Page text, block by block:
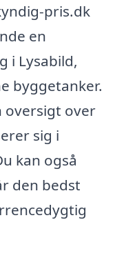
pris.dk
en
i Lysabild,
byggetanker.
oversigt over
sig i
kan også
den bedst